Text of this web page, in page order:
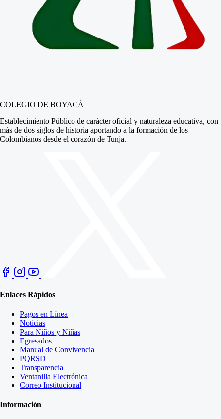
COLEGIO DE BOYACÁ
Establecimiento Público de carácter oficial y naturaleza educativa, con
más de dos siglos de historia aportando a la formación de los
Colombianos desde el corazón de Tunja.
Enlaces Rápidos
Pagos en Línea
Noticias
Para Niños y Niñas
Egresados
Manual de Convivencia
PQRSD
Transparencia
Ventanilla Electrónica
Correo Institucional
Información